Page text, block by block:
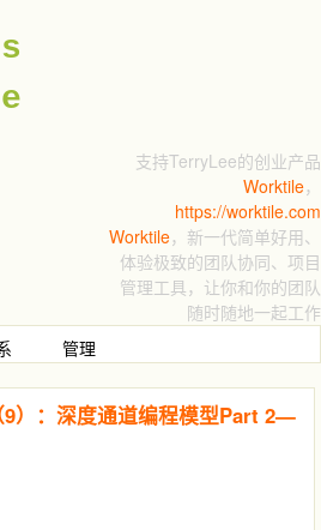
支持TerryLee的创业产品
Worktile，
https://worktile.com
Worktile，新一代简单好用、
体验极致的团队协同、项目
管理工具，让你和你的团队
随时随地一起工作
管理
9）：深度通道编程模型Part 2—